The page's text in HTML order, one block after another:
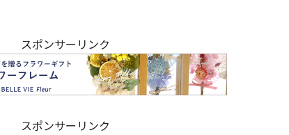
スポンサーリンク
スポンサーリンク